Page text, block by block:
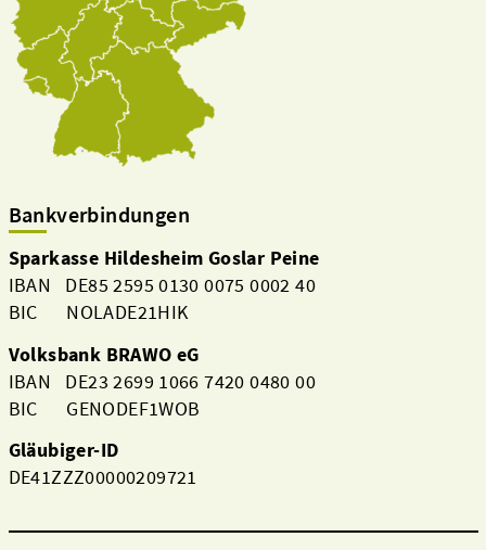
Bankverbindungen
Sparkasse Hildesheim Goslar Peine
IBAN DE85 2595 0130 0075 0002 40
BIC NOLADE21HIK
Volksbank BRAWO eG
IBAN DE23 2699 1066 7420 0480 00
BIC GENODEF1WOB
Gläubiger-ID
DE41ZZZ00000209721